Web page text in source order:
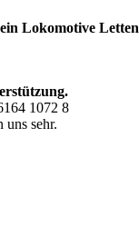
Lokomotive Letten
1072 8
uns sehr.